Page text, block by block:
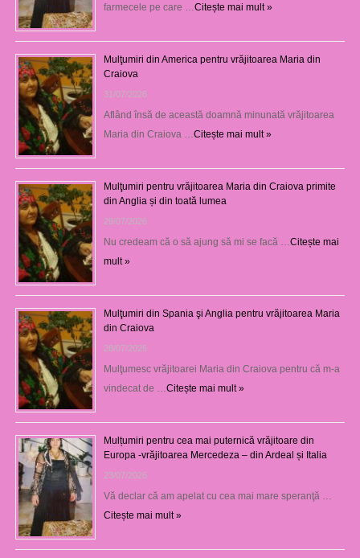
farmecele pe care … Citește mai mult »
Mulţumiri din America pentru vrăjitoarea Maria din
Craiova
31/07/2026
Aflând însă de această doamnă minunată vrăjitoarea
Maria din Craiova … Citește mai mult »
Mulţumiri pentru vrăjitoarea Maria din Craiova primite
din Anglia și din toată lumea
29/07/2026
Nu credeam că o să ajung să mi se facă … Citește mai
mult »
Mulţumiri din Spania şi Anglia pentru vrăjitoarea Maria
din Craiova
28/07/2026
Mulţumesc vrăjitoarei Maria din Craiova pentru că m-a
vindecat de … Citește mai mult »
Mulțumiri pentru cea mai puternică vrăjitoare din
Europa -vrăjitoarea Mercedeza – din Ardeal și Italia
23/07/2026
Vă declar că am apelat cu cea mai mare speranţă …
Citește mai mult »